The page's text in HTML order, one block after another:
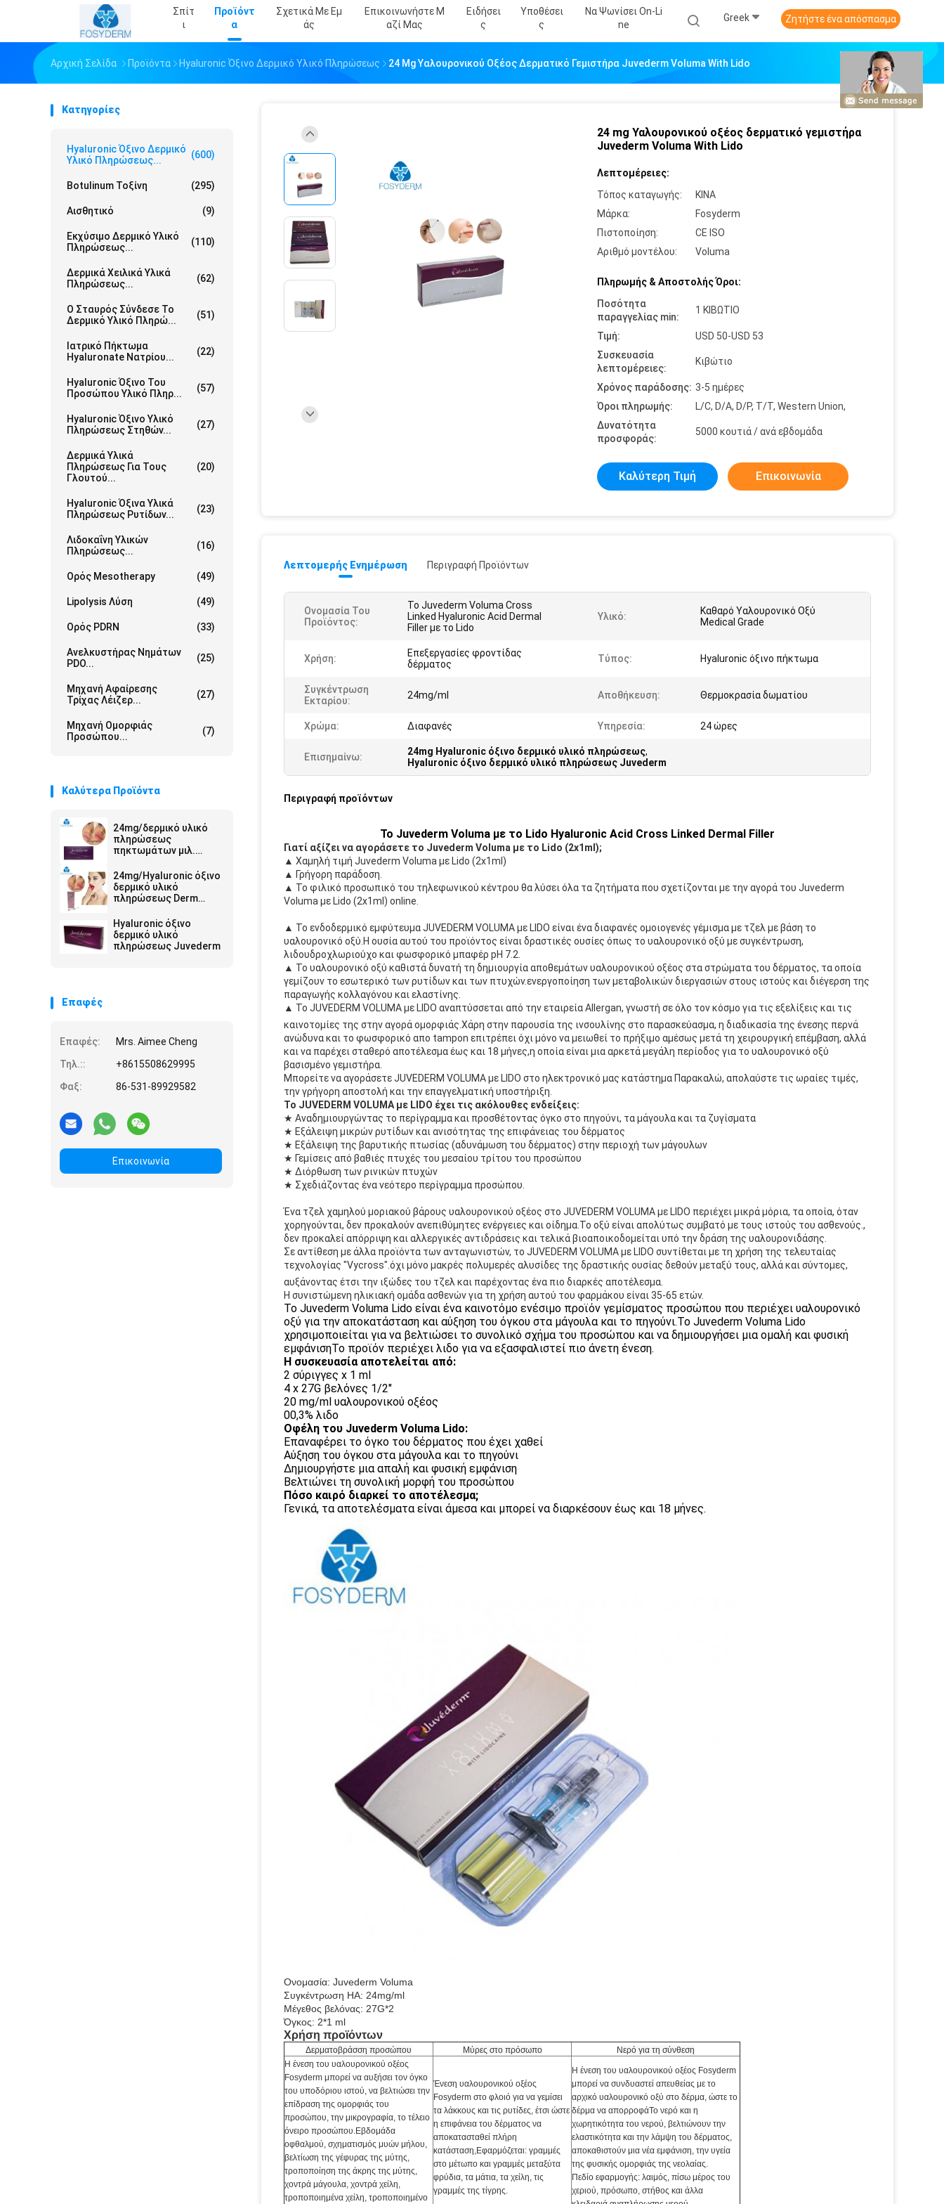
Σπίτ
Ι
Προϊόντ
Α
Σχετικά Με Εμ
Άς
Επικοινωνήστε Μ
Αζί Μας
Ειδήσει
Σ
Υποθέσει
Σ
Να Ψωνίσει On-Li
Ne
Greek Ζητήστε ένα απόσπασμα
Αρχική Σελίδα Προϊόντα Hyaluronic Όξινο Δερμικό Υλικό Πληρώσεως 24 Mg Υαλουρονικού Οξέος Δερματικό Γεμιστήρα Juvederm Voluma With Lido
Κατηγορίες
Hyaluronic Όξινο Δερμικό
Υλικό Πληρώσεως...
(600)
Botulinum Τοξίνη (295)
Αισθητικό (9)
Εκχύσιμο Δερμικό Υλικό
Πληρώσεως...
(110)
Δερμικά Χειλικά Υλικά
Πληρώσεως...
(62)
Ο Σταυρός Σύνδεσε Το
Δερμικό Υλικό Πληρώ...
(51)
Ιατρικό Πήκτωμα
Hyaluronate Νατρίου...
(22)
Hyaluronic Όξινο Του
Προσώπου Υλικό Πληρ...
(57)
Hyaluronic Όξινο Υλικό
Πληρώσεως Στηθών...
(27)
Δερμικά Υλικά
Πληρώσεως Για Τους
Γλουτού...
(20)
Hyaluronic Όξινα Υλικά
Πληρώσεως Ρυτίδων...
(23)
Λιδοκαΐνη Υλικών
Πληρώσεως...
(16)
Ορός Mesotherapy (49)
Lipolysis Λύση (49)
Ορός PDRN (33)
Ανελκυστήρας Νημάτων
PDO...
(25)
Μηχανή Αφαίρεσης
Τρίχας Λέιζερ...
(27)
Μηχανή Ομορφιάς
Προσώπου...
(7)
Καλύτερα Προϊόντα
24mg/δερμικό υλικό
πληρώσεως
πηκτωμάτων μιλ.
Hyaluronic όξινο για τα
χείλια 2*1ml
24mg/Hyaluronic όξινο
δερμικό υλικό
πληρώσεως Derm
Hyaluronic όξινο
δερμικό υλικό
πληρώσεως Juvederm
Επαφές
Επαφές:
Mrs. Aimee Cheng
Τηλ.::
+8615508629995
Φαξ:
86-531-89929582
Επικοινωνία
24 mg Υαλουρονικού οξέος δερματικό γεμιστήρα
Juvederm Voluma With Lido
Λεπτομέρειες:
Τόπος καταγωγής:
ΚΙΝΑ
Μάρκα:
Fosyderm
Πιστοποίηση:
CE ISO
Αριθμό μοντέλου:
Voluma
Πληρωμής & Αποστολής Όροι:
Ποσότητα
παραγγελίας min:
1 ΚΙΒΩΤΙΟ
Τιμή:
USD 50-USD 53
Συσκευασία
λεπτομέρειες:
Κιβώτιο
Χρόνος παράδοσης: 3-5 ημέρες
Όροι πληρωμής:
L/C, D/A, D/P, T/T, Western Union,
Δυνατότητα
προσφοράς:
5000 κουτιά / ανά εβδομάδα
Καλύτερη Τιμή Επικοινωνία
Λεπτομερής Ενημέρωση Περιγραφή Προϊόντων
Ονομασία Του
Προϊόντος:
Το Juvederm Voluma Cross
Linked Hyaluronic Acid Dermal
Filler με το Lido
Υλικό:
Καθαρό Υαλουρονικό Οξύ
Medical Grade
Χρήση:
Επεξεργασίες φροντίδας
δέρματος
Τύπος: Hyaluronic όξινο πήκτωμα
Συγκέντρωση
Εκταρίου:
24mg/ml Αποθήκευση: Θερμοκρασία δωματίου
Χρώμα: Διαφανές Υπηρεσία: 24 ώρες
Επισημαίνω: 24mg Hyaluronic όξινο δερμικό υλικό πληρώσεως,
Hyaluronic όξινο δερμικό υλικό πληρώσεως Juvederm
Περιγραφή προϊόντων
Το Juvederm Voluma με το Lido Hyaluronic Acid Cross Linked Dermal Filler
Γιατί αξίζει να αγοράσετε το Juvederm Voluma με το Lido (2x1ml);
▲ Χαμηλή τιμή Juvederm Voluma με Lido (2x1ml)
▲ Γρήγορη παράδοση.
▲ Το φιλικό προσωπικό του τηλεφωνικού κέντρου θα λύσει όλα τα ζητήματα που σχετίζονται με την αγορά του Juvederm
Voluma με Lido (2x1ml) online.
▲ Το ενδοδερμικό εμφύτευμα JUVEDERM VOLUMA με LIDO είναι ένα διαφανές ομοιογενές γέμισμα με τζελ με βάση το
υαλουρονικό οξύ.Η ουσία αυτού του προϊόντος είναι δραστικές ουσίες όπως το υαλουρονικό οξύ με συγκέντρωση,
λιδουδροχλωριούχο και φωσφορικό μπαφέρ pH 7.2.
▲ Το υαλουρονικό οξύ καθιστά δυνατή τη δημιουργία αποθεμάτων υαλουρονικού οξέος στα στρώματα του δέρματος, τα οποία
γεμίζουν το εσωτερικό των ρυτίδων και των πτυχών.ενεργοποίηση των μεταβολικών διεργασιών στους ιστούς και διέγερση της
παραγωγής κολλαγόνου και ελαστίνης.
▲ Το JUVEDERM VOLUMA με LIDO αναπτύσσεται από την εταιρεία Allergan, γνωστή σε όλο τον κόσμο για τις εξελίξεις και τις
καινοτομίες της στην αγορά ομορφιάς.Χάρη στην παρουσία της ινσουλίνης στο παρασκεύασμα, η διαδικασία της ένεσης περνά
ανώδυνα και το φωσφορικό απο tampon επιτρέπει όχι μόνο να μειωθεί το πρήξιμο αμέσως μετά τη χειρουργική επέμβαση, αλλά
και να παρέχει σταθερό αποτέλεσμα έως και 18 μήνες,η οποία είναι μια αρκετά μεγάλη περίοδος για το υαλουρονικό οξύ
βασισμένο γεμιστήρα.
Μπορείτε να αγοράσετε JUVEDERM VOLUMA με LIDO στο ηλεκτρονικό μας κατάστημα Παρακαλώ, απολαύστε τις ωραίες τιμές,
την γρήγορη αποστολή και την επαγγελματική υποστήριξη.
Το JUVEDERM VOLUMA με LIDO έχει τις ακόλουθες ενδείξεις:
★ Αναδημιουργώντας το περίγραμμα και προσθέτοντας όγκο στο πηγούνι, τα μάγουλα και τα ζυγίσματα
★ Εξάλειψη μικρών ρυτίδων και ανισότητας της επιφάνειας του δέρματος
★ Εξάλειψη της βαρυτικής πτωσίας (αδυνάμωση του δέρματος) στην περιοχή των μάγουλων
★ Γεμίσεις από βαθιές πτυχές του μεσαίου τρίτου του προσώπου
★ Διόρθωση των ρινικών πτυχών
★ Σχεδιάζοντας ένα νεότερο περίγραμμα προσώπου.
Ένα τζελ χαμηλού μοριακού βάρους υαλουρονικού οξέος στο JUVEDERM VOLUMA με LIDO περιέχει μικρά μόρια, τα οποία, όταν
χορηγούνται, δεν προκαλούν ανεπιθύμητες ενέργειες και οίδημα.Το οξύ είναι απολύτως συμβατό με τους ιστούς του ασθενούς.,
δεν προκαλεί απόρριψη και αλλεργικές αντιδράσεις και τελικά βιοαποικοδομείται υπό την δράση της υαλουρονιδάσης.
Σε αντίθεση με άλλα προϊόντα των ανταγωνιστών, το JUVEDERM VOLUMA με LIDO συντίθεται με τη χρήση της τελευταίας
τεχνολογίας "Vycross".όχι μόνο μακρές πολυμερές αλυσίδες της δραστικής ουσίας δεθούν μεταξύ τους, αλλά και σύντομες,
αυξάνοντας έτσι την ιξώδες του τζελ και παρέχοντας ένα πιο διαρκές αποτέλεσμα.
Η συνιστώμενη ηλικιακή ομάδα ασθενών για τη χρήση αυτού του φαρμάκου είναι 35-65 ετών.
Το Juvederm Voluma Lido είναι ένα καινοτόμο ενέσιμο προϊόν γεμίσματος προσώπου που περιέχει υαλουρονικό
οξύ για την αποκατάσταση και αύξηση του όγκου στα μάγουλα και το πηγούνι.Το Juvederm Voluma Lido
χρησιμοποιείται για να βελτιώσει το συνολικό σχήμα του προσώπου και να δημιουργήσει μια ομαλή και φυσική
εμφάνισηΤο προϊόν περιέχει λιδο για να εξασφαλιστεί πιο άνετη ένεση.
Η συσκευασία αποτελείται από:
2 σύριγγες x 1 ml
4 x 27G βελόνες 1/2"
20 mg/ml υαλουρονικού οξέος
00,3% λιδο
Οφέλη του Juvederm Voluma Lido:
Επαναφέρει το όγκο του δέρματος που έχει χαθεί
Αύξηση του όγκου στα μάγουλα και το πηγούνι
Δημιουργήστε μια απαλή και φυσική εμφάνιση
Βελτιώνει τη συνολική μορφή του προσώπου
Πόσο καιρό διαρκεί το αποτέλεσμα;
Γενικά, τα αποτελέσματα είναι άμεσα και μπορεί να διαρκέσουν έως και 18 μήνες.
Ονομασία: Juvederm Voluma
Συγκέντρωση HA: 24mg/ml
Μέγεθος βελόνας: 27G*2
Όγκος: 2*1 ml
Χρήση προϊόντων
Δερματοβράσση προσώπου Μύρες στο πρόσωπο
Νερό για τη σύνθεση
Η ένεση του υαλουρονικού οξέος
Fosyderm μπορεί να αυξήσει τον όγκο
του υποδόριου ιστού, να βελτιώσει την
επίδραση της ομορφιάς του
προσώπου, την μικρογραφία, το τέλειο
όνειρο προσώπου.Εβδομάδα
οφθαλμού, σχηματισμός μυών μήλου,
βελτίωση της γέφυρας της μύτης,
τροποποίηση της άκρης της μύτης,
χοντρά μάγουλα, χοντρά χείλη,
τροποποιημένα χείλη, τροποποιημένο
Ένεση υαλουρονικού οξέος
Fosyderm στο φλοιό για να γεμίσει
τα λάκκους και τις ρυτίδες, έτσι ώστε
η επιφάνεια του δέρματος να
αποκατασταθεί πλήρη
κατάσταση,Εφαρμόζεται: γραμμές
στο μέτωπο και γραμμές μεταξύτα
φρύδια, τα μάτια, τα χείλη, τις
γραμμές της τίγρης.
Η ένεση του υαλουρονικού οξέος Fosyderm
μπορεί να συνδυαστεί απευθείας με το
αρχικό υαλουρονικό οξύ στο δέρμα, ώστε το
δέρμα να απορροφάΤο νερό και η
χωρητικότητα του νερού, βελτιώνουν την
ελαστικότητα και την λάμψη του δέρματος,
αποκαθιστούν μια νέα εμφάνιση, την υγεία
της φυσικής ομορφιάς της νεολαίας.
Πεδίο εφαρμογής: λαιμός, πίσω μέρος του
χεριού, πρόσωπο, στήθος και άλλα